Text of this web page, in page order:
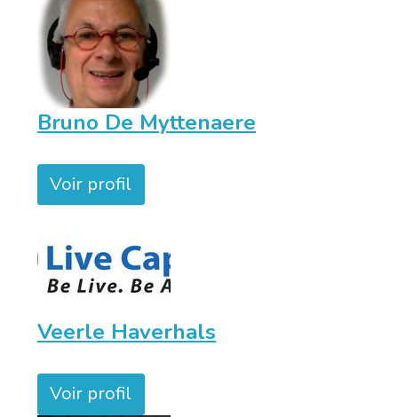
Bruno De Myttenaere
Voir profil
Veerle Haverhals
Voir profil